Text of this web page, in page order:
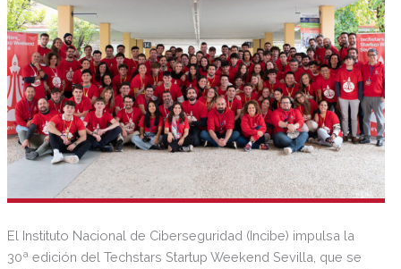
El Instituto Nacional de Ciberseguridad (Incibe) impulsa la
30ª edición del Techstars Startup Weekend Sevilla, que se